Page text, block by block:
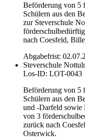
Beförderung von 5
Schülern aus den
zur Steverschule
nach Coesfeld,
Abgabefrist:
Steverschule
Los-ID: LOT-0043
Beförderung von 5
Schülern aus den
und -Darfeld sowie
von 3
zurück nach
Osterwick.